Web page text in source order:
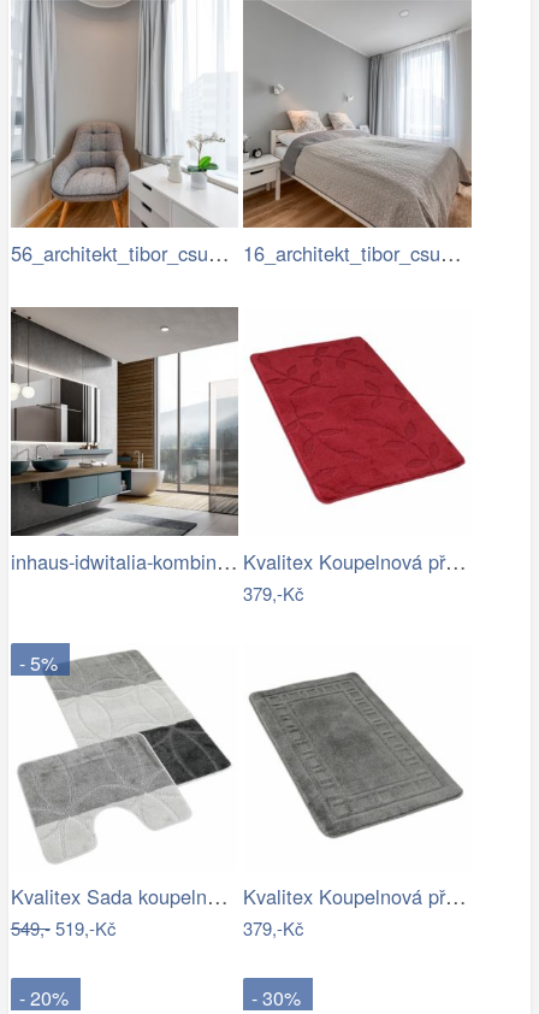
56_architekt_tibor_csukas_byty_Luka.jpg 16_architekt_tibor_csukas_byty_Luka.jpg
inhaus-idwitalia-kombinace-barev3.jpg Kvalitex Koupelnová předložka Listy…
379,-Kč
- 5%
Kvalitex Sada koupelnových předložek…
549,-519,-Kč
Kvalitex Koupelnová předložka Rám šedá,…
379,-Kč
- 20% - 30%